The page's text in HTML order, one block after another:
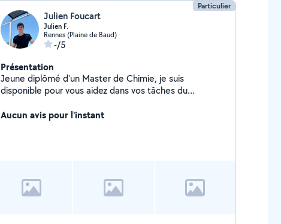
Particulier
Julien Foucart
Julien F.
Rennes (Plaine de Baud)
-/5
Présentation
Jeune diplômé d'un Master de Chimie, je suis
disponible pour vous aidez dans vos tâches du
Physique-Chimie, Maths et Anglais !
Aucun avis pour l'instant